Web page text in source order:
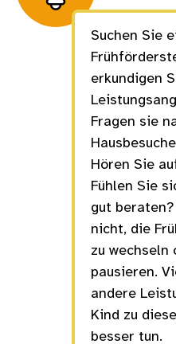
Suchen Sie
erkundigen
Fragen sie
Hören Sie
Fühlen Sie
gut
nicht, die
zu wechseln
pausieren.
andere
Kind zu
besser tun.